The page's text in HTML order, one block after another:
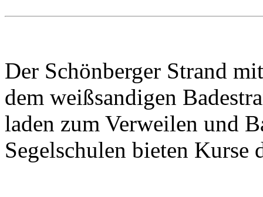
Der Schönberger Strand
dem weißsandigen
laden zum Verweilen und
Segelschulen bieten Kurse